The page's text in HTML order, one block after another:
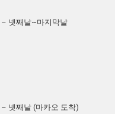
– 넷째날~마지막날
– 넷째날 (마카오 도착)